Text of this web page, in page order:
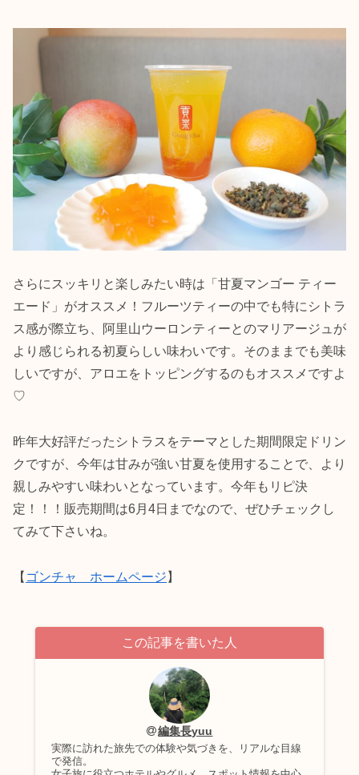
さらにスッキリと楽しみたい時は「甘夏マンゴー ティー
エード」がオススメ！フルーツティーの中でも特にシトラ
ス感が際立ち、阿里山ウーロンティーとのマリアージュが
より感じられる初夏らしい味わいです。そのままでも美味
しいですが、アロエをトッピングするのもオススメですよ
♡
昨年大好評だったシトラスをテーマとした期間限定ドリン
クですが、今年は甘みが強い甘夏を使用することで、より
親しみやすい味わいとなっています。今年もリピ決
定！！！販売期間は6月4日までなので、ぜひチェックし
てみて下さいね。
【 ゴンチャ ホームページ 】
この記事を書いた人
編集長yuu
実際に訪れた旅先での体験や気づきを、リアルな目線
で発信。